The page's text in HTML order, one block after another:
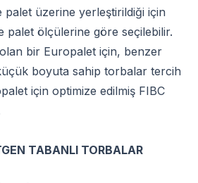
palet üzerine yerleştirildiği için
palet ölçülerine göre seçilebilir.
bir Europalet için, benzer
boyuta sahip torbalar tercih
için optimize edilmiş FIBC
TABANLI TORBALAR